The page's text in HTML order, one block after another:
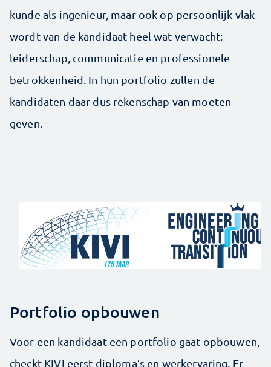
kunde als ingenieur, maar ook op persoonlijk vlak
wordt van de kandidaat heel wat verwacht:
leiderschap, communicatie en professionele
betrokkenheid. In hun portfolio zullen de
kandidaten daar dus rekenschap van moeten
geven.
Portfolio opbouwen
Voor een kandidaat een portfolio gaat opbouwen,
checkt KIVI eerst diploma’s en werkervaring. Er